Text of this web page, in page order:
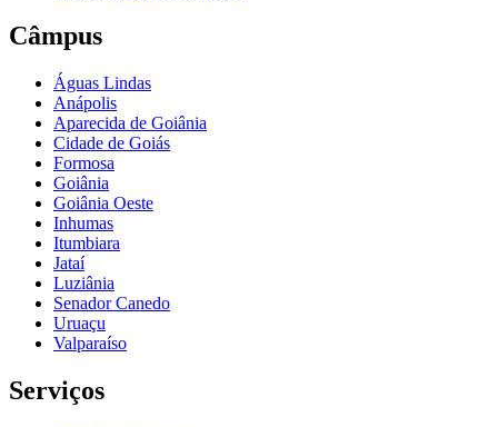
Câmpus
Águas Lindas
Anápolis
Aparecida de Goiânia
Cidade de Goiás
Formosa
Goiânia
Goiânia Oeste
Inhumas
Itumbiara
Jataí
Luziânia
Senador Canedo
Uruaçu
Valparaíso
Serviços